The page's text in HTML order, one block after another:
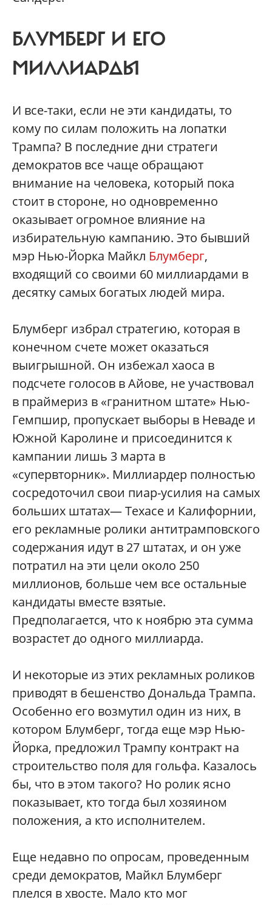
БЛУМБЕРГ И ЕГО
МИЛЛИАРДЫ
И все-таки, если не эти кандидаты, то
кому по силам положить на лопатки
Трампа? В последние дни стратеги
демократов все чаще обращают
внимание на человека, который пока
стоит в стороне, но одновременно
оказывает огромное влияние на
избирательную кампанию. Это бывший
мэр Нью-Йорка Майкл Блумберг,
входящий со своими 60 миллиардами в
десятку самых богатых людей мира.
Блумберг избрал стратегию, которая в
конечном счете может оказаться
выигрышной. Он избежал хаоса в
подсчете голосов в Айове, не участвовал
в праймериз в «гранитном штате» Нью-
Гемпшир, пропускает выборы в Неваде и
Южной Каролине и присоединится к
кампании лишь 3 марта в
«супервторник». Миллиардер полностью
сосредоточил свои пиар-усилия на самых
больших штатах— Техасе и Калифорнии,
его рекламные ролики антитрамповского
содержания идут в 27 штатах, и он уже
потратил на эти цели около 250
миллионов, больше чем все остальные
кандидаты вместе взятые.
Предполагается, что к ноябрю эта сумма
возрастет до одного миллиарда.
И некоторые из этих рекламных роликов
приводят в бешенство Дональда Трампа.
Особенно его возмутил один из них, в
котором Блумберг, тогда еще мэр Нью-
Йорка, предложил Трампу контракт на
строительство поля для гольфа. Казалось
бы, что в этом такого? Но ролик ясно
показывает, кто тогда был хозяином
положения, а кто исполнителем.
Еще недавно по опросам, проведенным
среди демократов, Майкл Блумберг
плелся в хвосте. Мало кто мог